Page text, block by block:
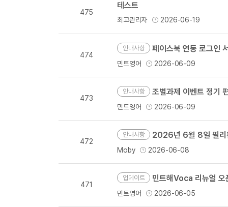
475
테스트
최고관리자 2026-06-19
474
안내사항 페이스북 연동 로그인
민트영어 2026-06-09
473
안내사항 조별과제 이벤트 정기
민트영어 2026-06-09
472
안내사항 2026년 6월 8일 필리
Moby 2026-06-08
471
업데이트 민트해Voca 리뉴얼 오
민트영어 2026-06-05